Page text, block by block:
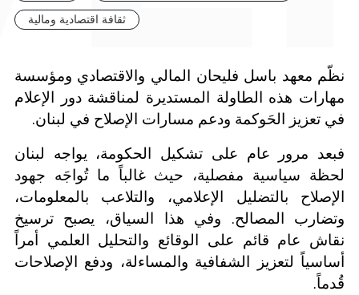
ثقافة اقتصادية ومالية
نظّم معهد باسل فليحان المالي والاقتصادي ومؤسسة
مهارات هذه الطاولة المستديرة لمناقشة دور الإعلام
في تعزيز الحَوكمة ودعم مسارات الإصلاح في لبنان.
فبعد مرور عام على تشكيل الحكومة، يواجه لبنان
لحظة سياسية مفصلية، حيث غالباً ما تُواجَه جهود
الإصلاح بالتضليل الإعلامي، والتلاعب بالمعلومات،
وتضارب المصالح. وفي هذا السياق، يصبح ترسيخ
نقاش عام قائم على الوقائع والتحليل العلمي أمراً
أساسياً لتعزيز الشفافية والمساءلة، ودفع الإصلاحات
قُدماً.